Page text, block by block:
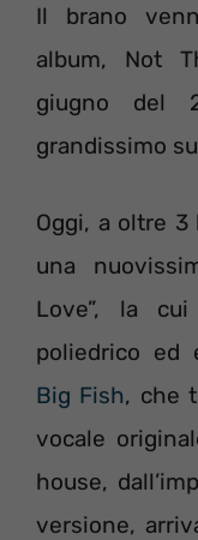
Il brano
album, Not
giugno del
grandissimo
Oggi, a oltre
una
Love”, la
poliedrico ed
Big Fish, che
vocale
house,
versione,